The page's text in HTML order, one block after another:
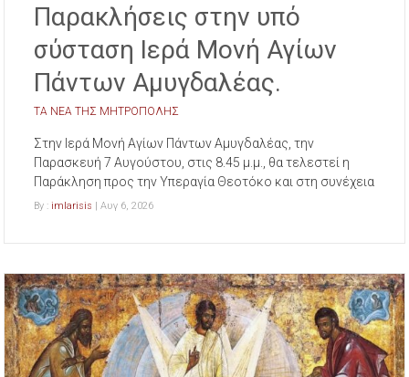
Παρακλήσεις στην υπό
σύσταση Ιερά Μονή Αγίων
Πάντων Αμυγδαλέας.
ΤΑ ΝΕΑ ΤΗΣ ΜΗΤΡΟΠΟΛΗΣ
Στην Ιερά Μονή Αγίων Πάντων Αμυγδαλέας, την
Παρασκευή 7 Αυγούστου, στις 8.45 μ.μ., θα τελεστεί η
Παράκληση προς την Υπεραγία Θεοτόκο και στη συνέχεια
By : imlarisis | Αυγ 6, 2026